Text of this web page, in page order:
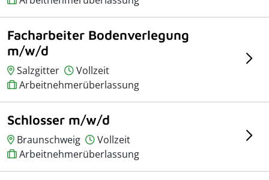
Facharbeiter Bodenverlegung
m/w/d
Salzgitter
Vollzeit
Arbeitnehmerüberlassung
Schlosser m/w/d
Braunschweig
Vollzeit
Arbeitnehmerüberlassung